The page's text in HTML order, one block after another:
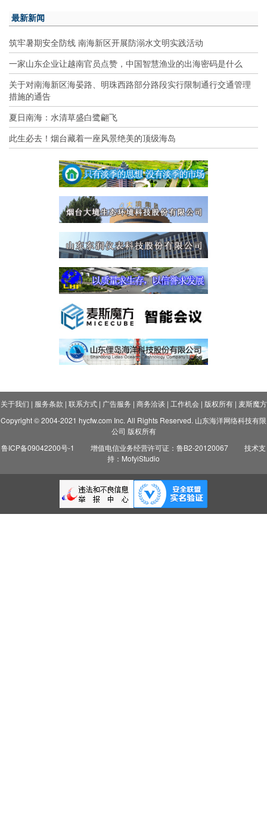
最新新闻
筑牢暑期安全防线 南海新区开展防溺水文明实践活动
一家山东企业让越南官员点赞，中国智慧渔业的出海密码是什么
关于对南海新区海晏路、明珠西路部分路段实行限制通行交通管理
措施的通告
夏日南海：水清草盛白鹭翩飞
此生必去！烟台藏着一座风景绝美的顶级海岛
关于我们 | 服务条款 | 联系方式| 广告服务 | 商务洽谈 | 工作机会| 版权所有| 麦斯魔方
Copyright © 2004-2021 hycfw.com Inc. All Rights Reserved. 山东海洋网络科技有限
公司 版权所有
鲁ICP备09042200号-1
增值电信业务经营许可证：鲁B2-20120067
技术支
持：MofyiStudio